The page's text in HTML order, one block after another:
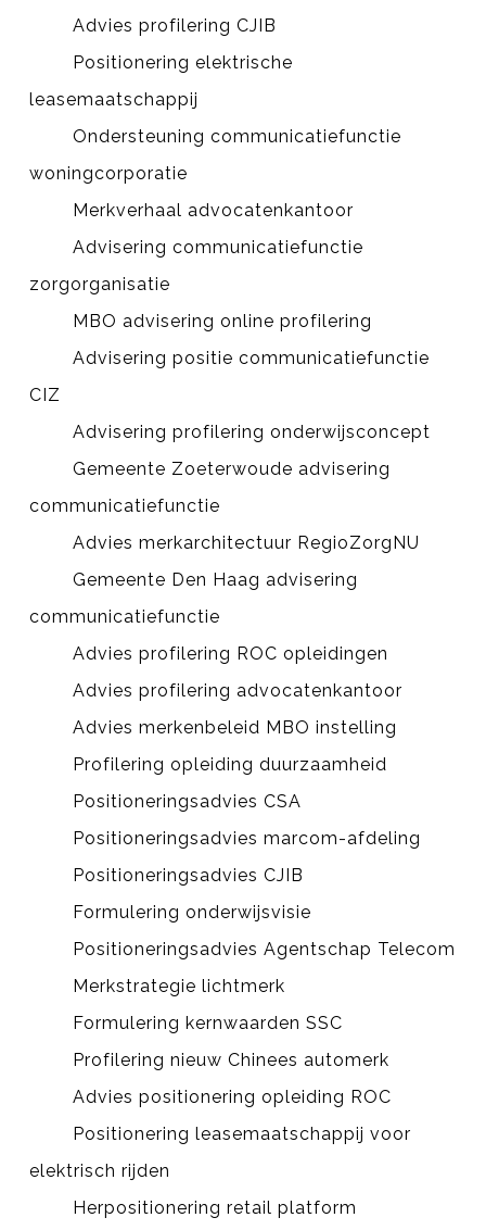
Advies profilering CJIB
Positionering elektrische
leasemaatschappij
Ondersteuning communicatiefunctie
woningcorporatie
Merkverhaal advocatenkantoor
Advisering communicatiefunctie
zorgorganisatie
MBO advisering online profilering
Advisering positie communicatiefunctie
CIZ
Advisering profilering onderwijsconcept
Gemeente Zoeterwoude advisering
communicatiefunctie
Advies merkarchitectuur RegioZorgNU
Gemeente Den Haag advisering
communicatiefunctie
Advies profilering ROC opleidingen
Advies profilering advocatenkantoor
Advies merkenbeleid MBO instelling
Profilering opleiding duurzaamheid
Positioneringsadvies CSA
Positioneringsadvies marcom-afdeling
Positioneringsadvies CJIB
Formulering onderwijsvisie
Positioneringsadvies Agentschap Telecom
Merkstrategie lichtmerk
Formulering kernwaarden SSC
Profilering nieuw Chinees automerk
Advies positionering opleiding ROC
Positionering leasemaatschappij voor
elektrisch rijden
Herpositionering retail platform